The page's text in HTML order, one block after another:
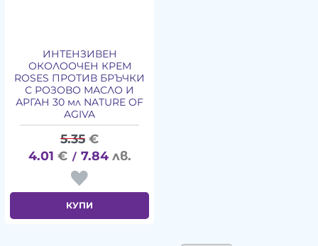
ИНТЕНЗИВЕН
ОКОЛООЧЕН КРЕМ
ROSES ПРОТИВ БРЪЧКИ
С РОЗОВО МАСЛО И
АРГАН 30 мл NATURE OF
AGIVA
5.35 €
4.01 € / 7.84 лв.
КУПИ